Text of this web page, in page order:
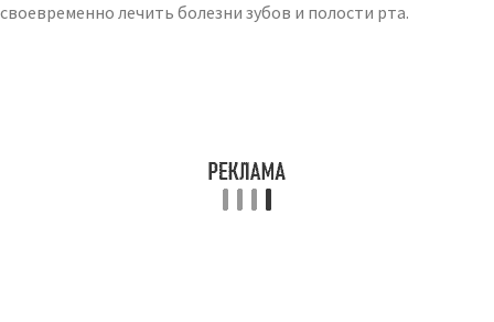
своевременно лечить болезни зубов и полости рта.